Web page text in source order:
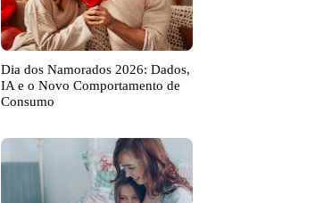
Dia dos Namorados 2026: Dados,
IA e o Novo Comportamento de
Consumo